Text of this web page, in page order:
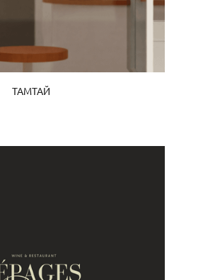
ТАМТАЙ